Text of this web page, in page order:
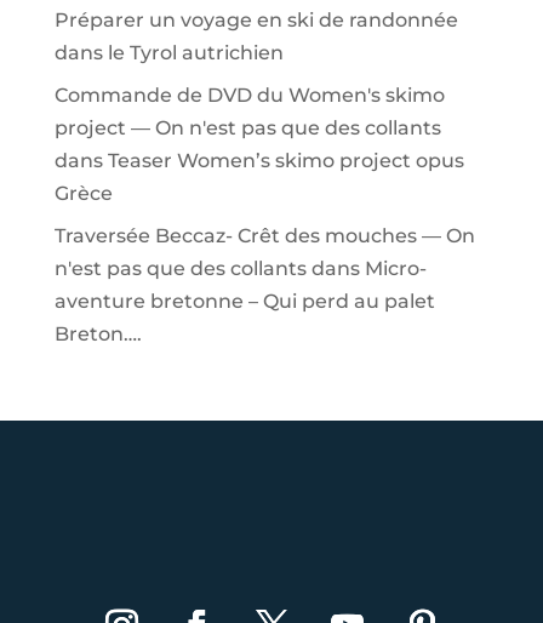
Préparer un voyage en ski de randonnée
dans le Tyrol autrichien
Commande de DVD du Women's skimo
project — On n'est pas que des collants
dans Teaser Women’s skimo project opus
Grèce
Traversée Beccaz- Crêt des mouches — On
n'est pas que des collantsdans Micro-
aventure bretonne – Qui perd au palet
Breton….